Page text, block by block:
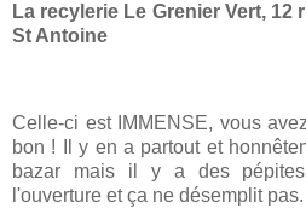
La recylerie Le Grenier Vert,
St Antoine
Celle-ci est IMMENSE, vous
bon ! Il y en a partout et
bazar mais il y a des
l'ouverture et ça ne désemplit pas.